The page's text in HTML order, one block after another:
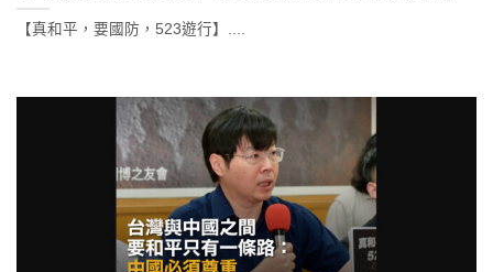
【真和平，要國防，523遊行】....